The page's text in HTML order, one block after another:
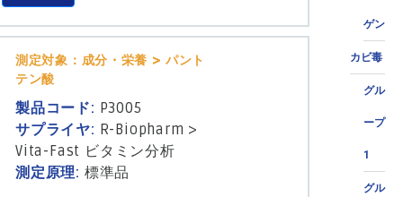
ゲン
カビ毒
グル
ープ
1
グル
測定対象：成分・栄養 > パント
テン酸
製品コード: P3005
サプライヤ: R-Biopharm >
Vita-Fast ビタミン分析
測定原理: 標準品